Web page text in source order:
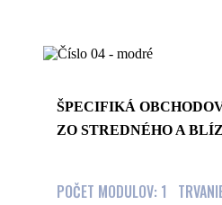
ŠPECIFIKÁ
ZO STREDNÉHO A
POČET MODULOV: 1